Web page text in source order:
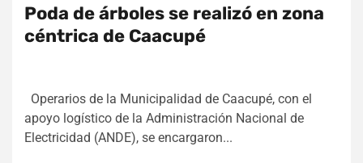
Poda de árboles se realizó en zona
céntrica de Caacupé
Operarios de la Municipalidad de Caacupé, con el
apoyo logístico de la Administración Nacional de
Electricidad (ANDE), se encargaron...